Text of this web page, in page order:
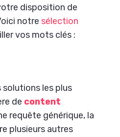
disposition de
notre sélection
vos mots clés :
solutions les plus
de content
requête générique, la
plusieurs autres